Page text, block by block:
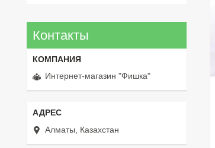
Контакты
Интернет-магазин "Фишка"
Алматы, Казахстан